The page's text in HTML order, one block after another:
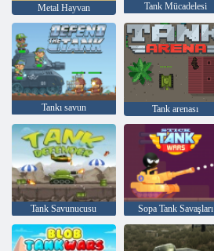
Metal Hayvan Tank Mücadelesi
Tankı savun Tank arenası
Tank Savunucusu Sopa Tank Savaşları